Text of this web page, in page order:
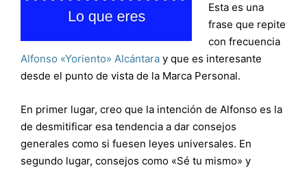
Esta es una
frase que repite
con frecuencia
Alfonso «Yoriento» Alcántara y que es interesante
desde el punto de vista de la Marca Personal.
En primer lugar, creo que la intención de Alfonso es la
de desmitificar esa tendencia a dar consejos
generales como si fuesen leyes universales. En
segundo lugar, consejos como «Sé tu mismo» y